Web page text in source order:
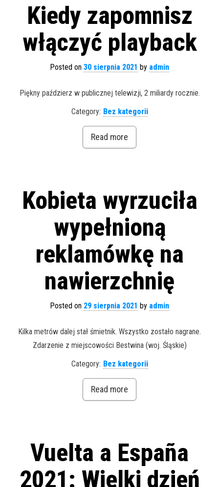
Kiedy zapomnisz
włączyć playback
Posted on 30 sierpnia 2021 by admin
Piękny paździerz w publicznej telewizji, 2 miliardy rocznie.
Category: Bez kategorii
Read more
Kobieta wyrzuciła
wypełnioną
reklamówkę na
nawierzchnię
Posted on 29 sierpnia 2021 by admin
Kilka metrów dalej stał śmietnik. Wszystko zostało nagrane.
Zdarzenie z miejscowości Bestwina (woj. Śląskie)
Category: Bez kategorii
Read more
Vuelta a España
2021: Wielki dzień